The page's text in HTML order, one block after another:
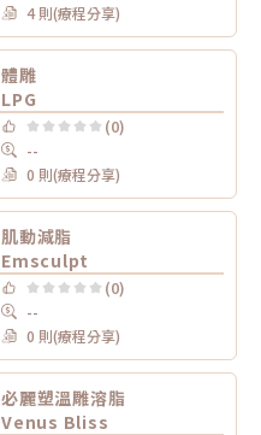
4 則(療程分享)
體雕
LPG
(0)
--
0 則(療程分享)
肌動減脂
Emsculpt
(0)
--
0 則(療程分享)
必麗塑溫雕溶脂
Venus Bliss